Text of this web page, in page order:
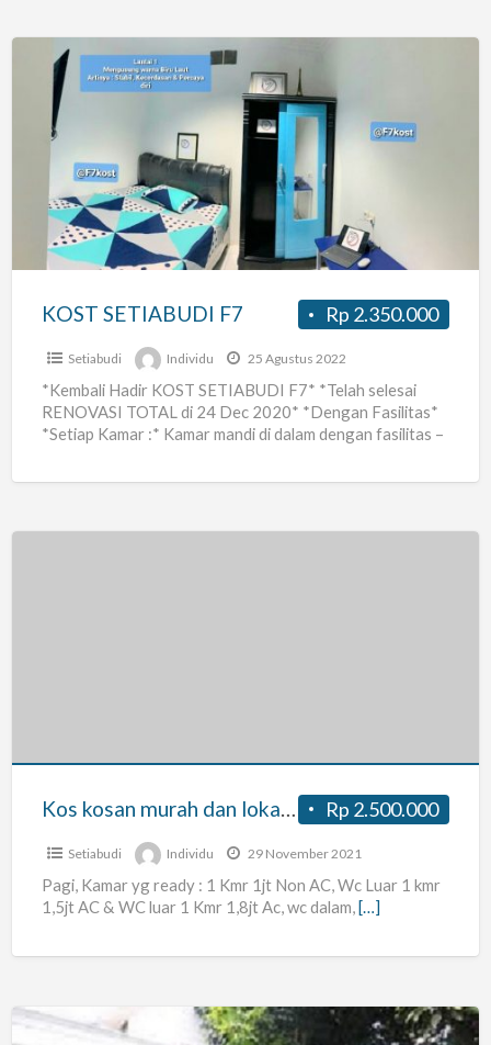
Kost
Jalan
Kost
KOST
SETIABUDI
Rp 2.350.000
KOST SETIABUDI F7
Setiabudi Individu 25 Agustus 2022
*Kembali Hadir KOST SETIABUDI F7* *Telah selesai
RENOVASI TOTAL di 24 Dec 2020* *Dengan Fasilitas*
*Setiap Kamar :* Kamar mandi di dalam dengan fasilitas –
Rp 2.500.000
Kos kosan murah dan lokasi strategis
Setiabudi Individu 29 November 2021
Pagi, Kamar yg ready : 1 Kmr 1jt Non AC, Wc Luar 1 kmr
1,5jt AC & WC luar 1 Kmr 1,8jt Ac, wc dalam,[…]